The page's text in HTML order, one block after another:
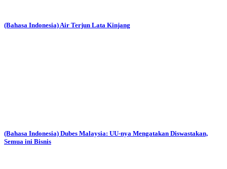
(Bahasa Indonesia) Air Terjun Lata Kinjang
(Bahasa Indonesia) Dubes Malaysia: UU-nya Mengatakan Diswastakan,
Semua ini Bisnis